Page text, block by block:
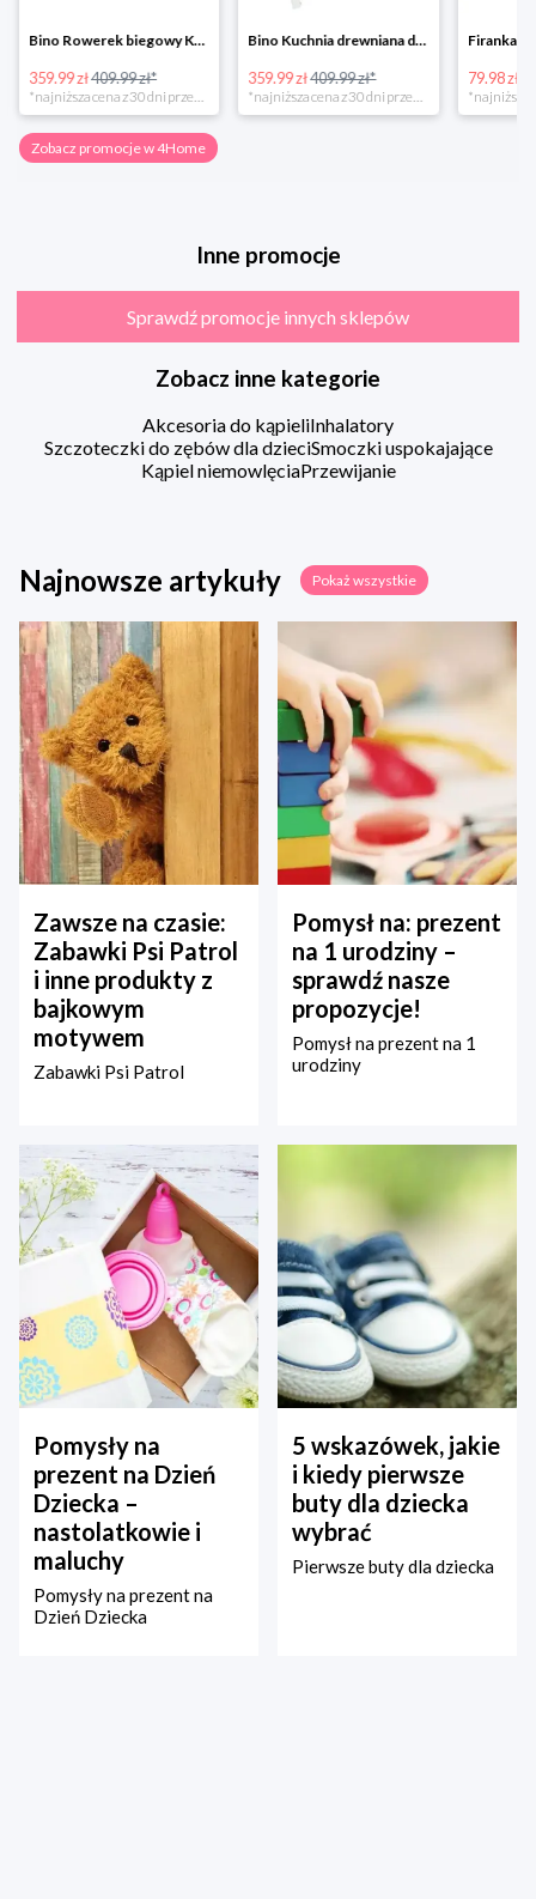
Bino Rowerek biegowy Krecik
359.99 zł409.99 zł*
Bino Kuchnia drewniana dla dzieci Provence
359.99 zł409.99 zł* 79.98 zł
Zobacz promocje w 4Home
Inne promocje
Sprawdź promocje innych sklepów
Zobacz inne kategorie
Akcesoria do kąpieliInhalatory
Szczoteczki do zębów dla dzieciSmoczki uspokajające
Kąpiel niemowlęciaPrzewijanie
Najnowsze artykuły Pokaż wszystkie
Zawsze na czasie:
Zabawki Psi Patrol
i inne produkty z
bajkowym
motywem
Zabawki Psi Patrol
Pomysł na: prezent
na 1 urodziny –
sprawdź nasze
propozycje!
Pomysł na prezent na 1
urodziny
Pomysły na
prezent na Dzień
Dziecka –
nastolatkowie i
maluchy
Pomysły na prezent na
Dzień Dziecka
5 wskazówek, jakie
i kiedy pierwsze
buty dla dziecka
wybrać
Pierwsze buty dla dziecka